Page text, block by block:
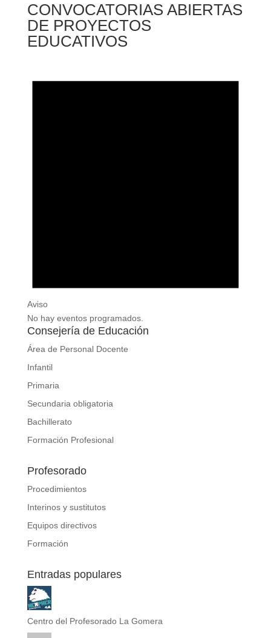
CONVOCATORIAS ABIERTAS
DE PROYECTOS
EDUCATIVOS
Aviso
No hay eventos programados.
Consejería de Educación
Área de Personal Docente
Infantil
Primaria
Secundaria obligatoria
Bachillerato
Formación Profesional
Profesorado
Procedimientos
Interinos y sustitutos
Equipos directivos
Formación
Entradas populares
Centro del Profesorado La Gomera